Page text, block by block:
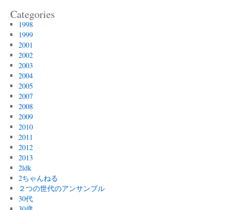
Categories
1998
1999
2001
2002
2003
2004
2005
2007
2008
2009
2010
2011
2012
2013
2ldk
2ちゃんねる
２つの世代のアンサンブル
30代